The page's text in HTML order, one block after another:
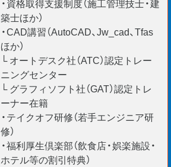
築士ほか）
・CAD講習（AutoCAD、Jw_cad、Tfas
ほか）
└ オートデスク社（ATC）認定トレー
ニングセンター
└ グラフィソフト社（GAT）認定トレ
ーナー在籍
・テイクオフ研修（若手エンジニア研
修）
・福利厚生倶楽部（飲食店・娯楽施設・
ホテル等の割引特典）